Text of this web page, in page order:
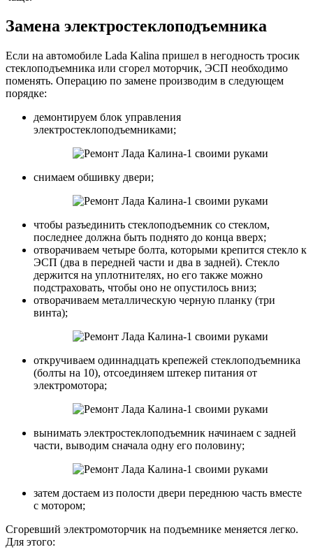
Замена электростеклоподъемника
Если на автомобиле Lada Kalina пришел в негодность тросик
стеклоподъемника или сгорел моторчик, ЭСП необходимо
поменять. Операцию по замене производим в следующем
порядке:
демонтируем блок управления
электростеклоподъемниками;
снимаем обшивку двери;
чтобы разъединить стеклоподъемник со стеклом,
последнее должна быть поднято до конца вверх;
отворачиваем четыре болта, которыми крепится стекло к
ЭСП (два в передней части и два в задней). Стекло
держится на уплотнителях, но его также можно
подстраховать, чтобы оно не опустилось вниз;
отворачиваем металлическую черную планку (три
винта);
откручиваем одиннадцать крепежей стеклоподъемника
(болты на 10), отсоединяем штекер питания от
электромотора;
вынимать электростеклоподъемник начинаем с задней
части, выводим сначала одну его половину;
затем достаем из полости двери переднюю часть вместе
с мотором;
Сгоревший электромоторчик на подъемнике меняется легко.
Для этого: